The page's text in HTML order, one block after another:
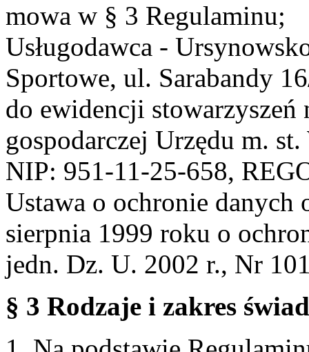
mowa w § 3 Regulaminu;
Usługodawca -
Sportowe, ul. Sarabandy
do ewidencji stowarzyszeń
gospodarczej Urzędu m.
NIP: 951-11-25-658,
Ustawa o ochronie danych
sierpnia 1999 roku o
jedn. Dz. U. 2002 r., Nr
§ 3 Rodzaje i zakres